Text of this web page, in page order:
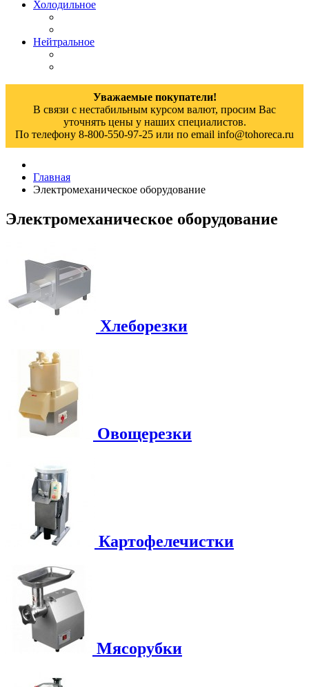
Холодильное
Нейтральное
Уважаемые покупатели!
В связи с нестабильным курсом валют, просим Вас
уточнять цены у наших специалистов.
По телефону 8-800-550-97-25 или по email info@tohoreca.ru
Главная
Электромеханическое оборудование
Электромеханическое оборудование
Хлеборезки
Овощерезки
Картофелечистки
Мясорубки